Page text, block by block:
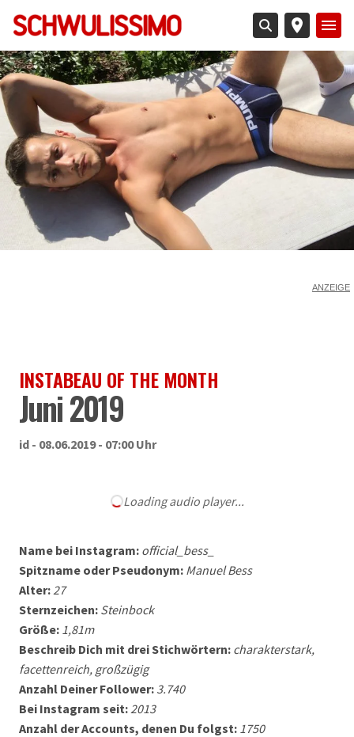
zum
Inhalt
ANZEIGE
INSTABEAU OF THE MONTH
Juni 2019
id - 08.06.2019 - 07:00 Uhr
Loading audio player...
Name bei Instagram: official_bess_
Spitzname oder Pseudonym: Manuel Bess
Alter:27
Sternzeichen: Steinbock
Größe: 1,81m
Beschreib Dich mit drei Stichwörtern: charakterstark,
facettenreich, großzügig
Anzahl Deiner Follower: 3.740
Bei Instagram seit:2013
Anzahl der Accounts, denen Du folgst: 1750